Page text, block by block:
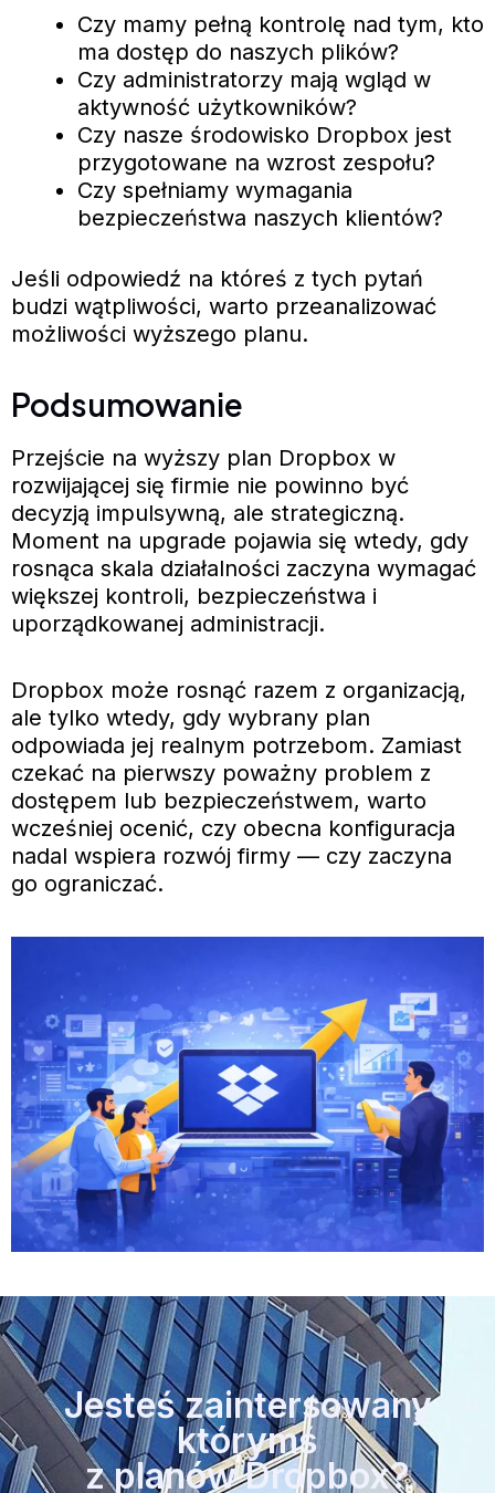
Czy mamy pełną kontrolę nad tym, kto
ma dostęp do naszych plików?
Czy administratorzy mają wgląd w
aktywność użytkowników?
Czy nasze środowisko Dropbox jest
przygotowane na wzrost zespołu?
Czy spełniamy wymagania
bezpieczeństwa naszych klientów?
Jeśli odpowiedź na któreś z tych pytań
budzi wątpliwości, warto przeanalizować
możliwości wyższego planu.
Podsumowanie
Przejście na wyższy plan Dropbox w
rozwijającej się firmie nie powinno być
decyzją impulsywną, ale strategiczną.
Moment na upgrade pojawia się wtedy, gdy
rosnąca skala działalności zaczyna wymagać
większej kontroli, bezpieczeństwa i
uporządkowanej administracji.
Dropbox może rosnąć razem z organizacją,
ale tylko wtedy, gdy wybrany plan
odpowiada jej realnym potrzebom. Zamiast
czekać na pierwszy poważny problem z
dostępem lub bezpieczeństwem, warto
wcześniej ocenić, czy obecna konfiguracja
nadal wspiera rozwój firmy — czy zaczyna
go ograniczać.
Jesteś zaintersowany
którymś
z planów Dropbox?